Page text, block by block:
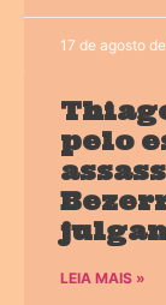
17 de agosto
pelo
LEIA MAIS »